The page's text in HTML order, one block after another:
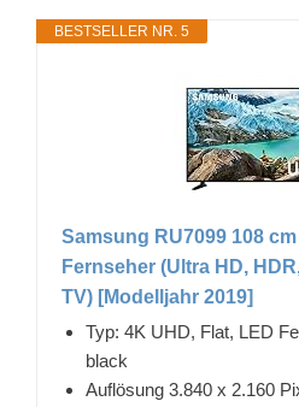
BESTSELLER NR. 5
Samsung RU7099 108
Fernseher (Ultra HD,
TV) [Modelljahr 2019]
Typ: 4K UHD, Flat, LED
black
Auflösung 3.840 x 2.160